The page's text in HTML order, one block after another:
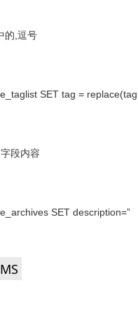
的,逗号
SET tag = replace(tag,’
段内容
SET description=”